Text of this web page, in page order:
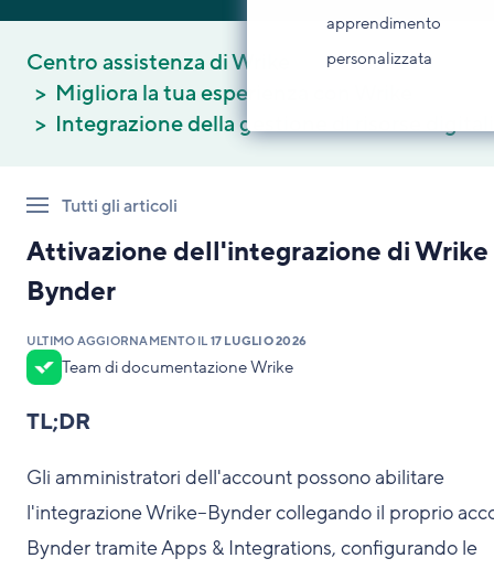
apprendimento
personalizzata
Centro assistenza di Wrike
Migliora la tua esperienza con Wrike
Integrazione della gestione di risorse digitali
Tutti gli articoli
Attivazione dell'integrazione di Wrike
Bynder
ULTIMO AGGIORNAMENTO IL 17 LUGLIO 2026
Team di documentazione Wrike
TL;DR
Gli amministratori dell'account possono abilitare
l'integrazione Wrike–Bynder collegando il proprio
Bynder tramite Apps & Integrations, configurando le